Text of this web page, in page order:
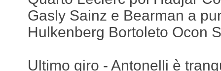
Gasly Sainz e Bearman a
Hulkenberg Bortoleto Ocon
Ultimo giro - Antonelli è